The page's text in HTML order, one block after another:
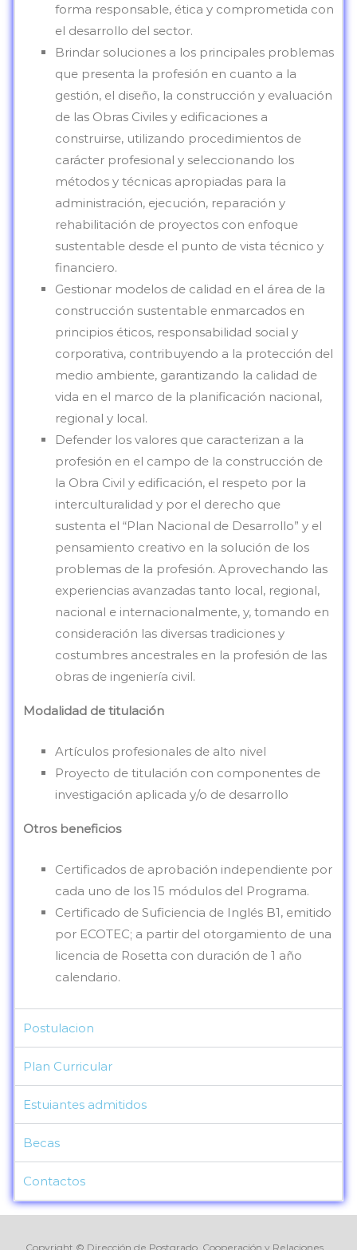
forma responsable, ética y comprometida con
el desarrollo del sector.
Brindar soluciones a los principales problemas
que presenta la profesión en cuanto a la
gestión, el diseño, la construcción y evaluación
de las Obras Civiles y edificaciones a
construirse, utilizando procedimientos de
carácter profesional y seleccionando los
métodos y técnicas apropiadas para la
administración, ejecución, reparación y
rehabilitación de proyectos con enfoque
sustentable desde el punto de vista técnico y
financiero.
Gestionar modelos de calidad en el área de la
construcción sustentable enmarcados en
principios éticos, responsabilidad social y
corporativa, contribuyendo a la protección del
medio ambiente, garantizando la calidad de
vida en el marco de la planificación nacional,
regional y local.
Defender los valores que caracterizan a la
profesión en el campo de la construcción de
la Obra Civil y edificación, el respeto por la
interculturalidad y por el derecho que
sustenta el “Plan Nacional de Desarrollo” y el
pensamiento creativo en la solución de los
problemas de la profesión. Aprovechando las
experiencias avanzadas tanto local, regional,
nacional e internacionalmente, y, tomando en
consideración las diversas tradiciones y
costumbres ancestrales en la profesión de las
obras de ingeniería civil.
Modalidad de titulación
Artículos profesionales de alto nivel
Proyecto de titulación con componentes de
investigación aplicada y/o de desarrollo
Otros beneficios
Certificados de aprobación independiente por
cada uno de los 15 módulos del Programa.
Certificado de Suficiencia de Inglés B1, emitido
por ECOTEC; a partir del otorgamiento de una
licencia de Rosetta con duración de 1 año
calendario.
Postulacion
Plan Curricular
Estuiantes admitidos
Becas
Contactos
Copyright © Dirección de Postgrado, Cooperación y Relaciones